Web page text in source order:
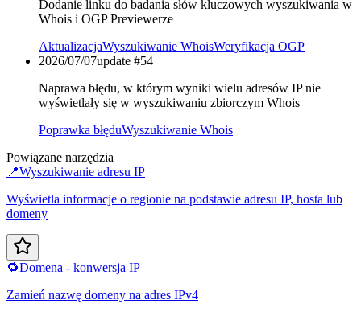
Dodanie linku do badania słów kluczowych wyszukiwania w
Whois i OGP Previewerze
AktualizacjaWyszukiwanie WhoisWeryfikacja OGP
2026/07/07update #54
Naprawa błędu, w którym wyniki wielu adresów IP nie
wyświetlały się w wyszukiwaniu zbiorczym Whois
Poprawka błęduWyszukiwanie Whois
Powiązane narzędzia
📍Wyszukiwanie adresu IP
Wyświetla informacje o regionie na podstawie adresu IP, hosta lub
domeny
🔁Domena - konwersja IP
Zamień nazwę domeny na adres IPv4